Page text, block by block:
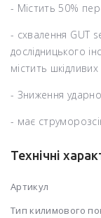
- Містить 50%
- схвалення GUT
дослідницького
містить
- Зниження
- має
Технічні
Артикул
Тип килимового